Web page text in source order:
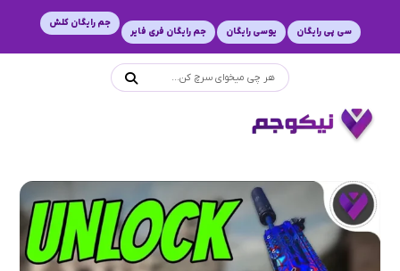
سی پی رایگان یوسی رایگان جم رایگان فری فایر
جم رایگان کلش